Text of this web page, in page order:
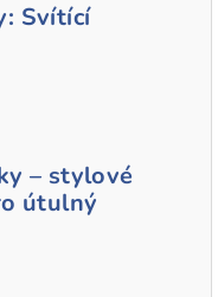
Svítící
– stylové
útulný